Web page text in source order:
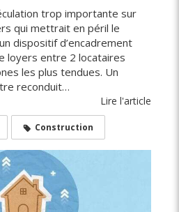
trop importante sur
qui mettrait en péril le
dispositif d’encadrement
loyers entre 2 locataires
les plus tendues. Un
reconduit…
Lire l'article
Construction